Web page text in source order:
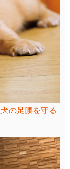
の足腰を守る